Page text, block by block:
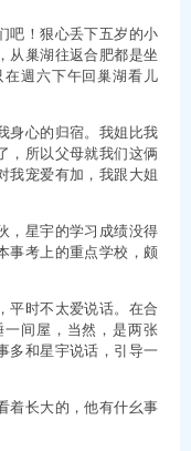
吧！狠心丢下五岁的小
从巢湖往返合肥都是坐
週六下午回巢湖看儿
身心的归宿。我姐比我
，所以父母就我们这俩
我宠爱有加，我跟大姐
，星宇的学习成绩没得
事考上的重点学校，颇
平时不太爱说话。在合
间屋，当然，是两张
多和星宇说话，引导一
着长大的，他有什幺事